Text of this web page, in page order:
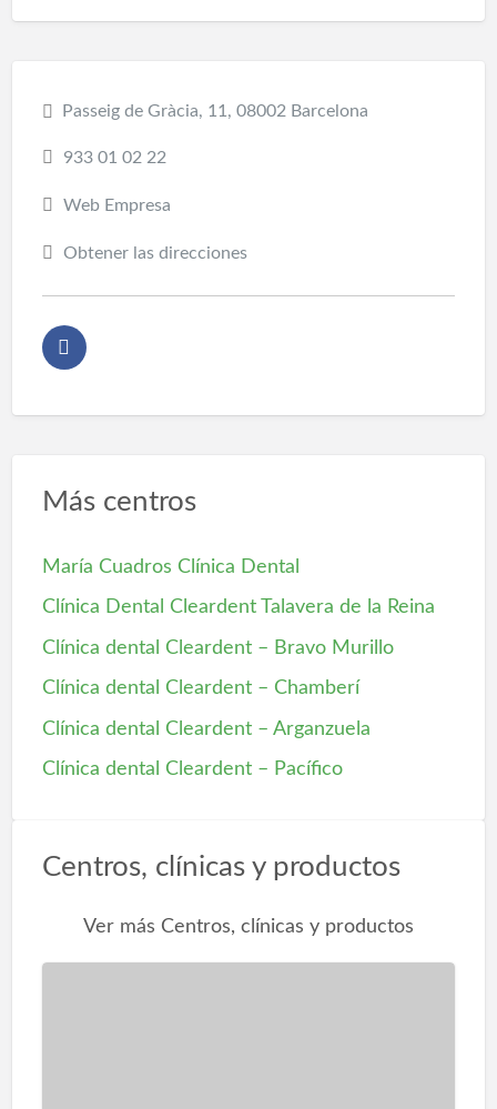
Passeig de Gràcia, 11, 08002 Barcelona
933 01 02 22
Web Empresa
Obtener las direcciones
Más centros
María Cuadros Clínica Dental
Clínica Dental Cleardent Talavera de la Reina
Clínica dental Cleardent – Bravo Murillo
Clínica dental Cleardent – Chamberí
Clínica dental Cleardent – Arganzuela
Clínica dental Cleardent – Pacífico
Centros, clínicas y productos
Ver más Centros, clínicas y productos